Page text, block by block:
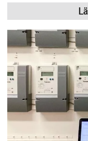
som ett system där el-
bostadsrättsförening.
den egna
minska förbrukningen.
vattenanvändningen
efter att IMD har införts.
“Vattenanvändningen
med IMD.”
Conny Lindskog,